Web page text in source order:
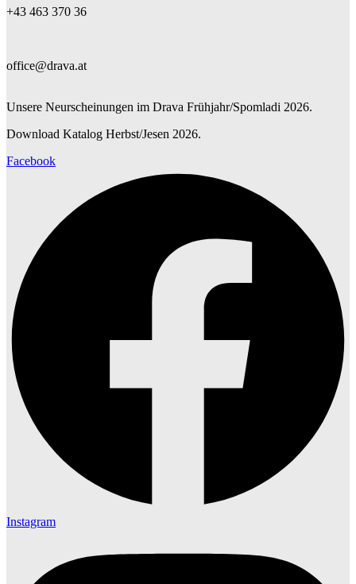
+43 463 370 36
office@drava.at
Unsere Neurscheinungen im Drava Frühjahr/Spomladi 2026.
Download Katalog Herbst/Jesen 2026.
Facebook
Instagram